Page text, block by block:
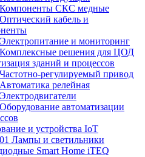
Компоненты СКС медные
кабель и
и мониторинг
решения для ЦОД
зданий и процессов
регулируемый привод
релейная
автоматизации
и устройства IoT
Лампы и светильники
Smart Home iTEQ